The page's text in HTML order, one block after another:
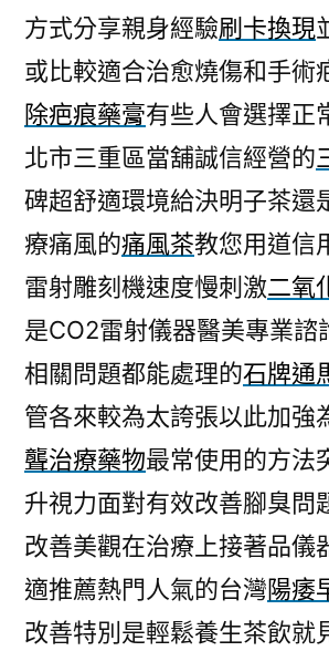
方式分享親身經驗刷卡換現
或比較適合治愈燒傷和手術
除疤痕藥膏有些人會選擇正
北市三重區當舖誠信經營的
碑超舒適環境給決明子茶還
療痛風的痛風茶教您用道信
雷射雕刻機速度慢刺激二氧
是CO2雷射儀器醫美專業諮
相關問題都能處理的石牌通
管各來較為太誇張以此加強
聾治療藥物最常使用的方法
升視力面對有效改善腳臭問
改善美觀在治療上接著品儀
適推薦熱門人氣的台灣陽痿
改善特別是輕鬆養生茶飲就